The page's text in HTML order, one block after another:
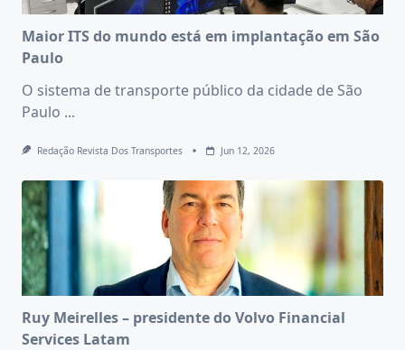
Maior ITS do mundo está em implantação em São
Paulo
O sistema de transporte público da cidade de São
Paulo ...
Redação Revista Dos Transportes Jun 12, 2026
Ruy Meirelles – presidente do Volvo Financial
Services Latam